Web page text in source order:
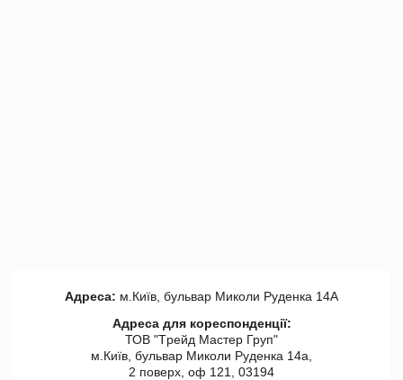
Адреса: м.Київ, бульвар Миколи Руденка 14А
Адреса для кореспонденції:
ТОВ "Tрейд Мастер Груп"
м.Київ, бульвар Миколи Руденка 14а,
2 поверх, оф 121, 03194